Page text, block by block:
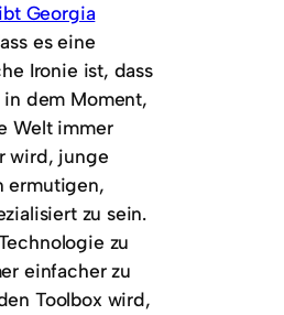
Georgia
es eine
Ironie ist, dass
dem Moment,
Welt immer
wird, junge
ermutigen,
zu sein.
zu
einfacher zu
Toolbox wird,